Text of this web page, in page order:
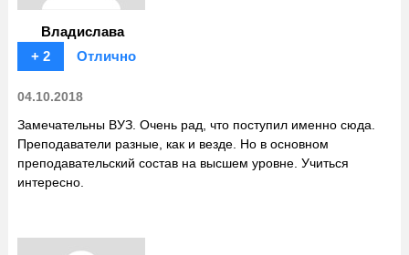
Владислава
+ 2
Отлично
04.10.2018
Замечательны ВУЗ. Очень рад, что поступил именно сюда.
Преподаватели разные, как и везде. Но в основном
преподавательский состав на высшем уровне. Учиться
интересно.